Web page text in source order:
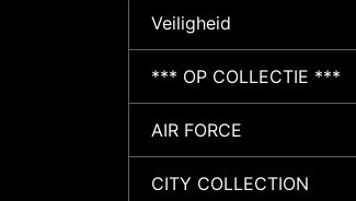
Veiligheid
*** OP COLLECTIE ***
AIR FORCE
CITY COLLECTION